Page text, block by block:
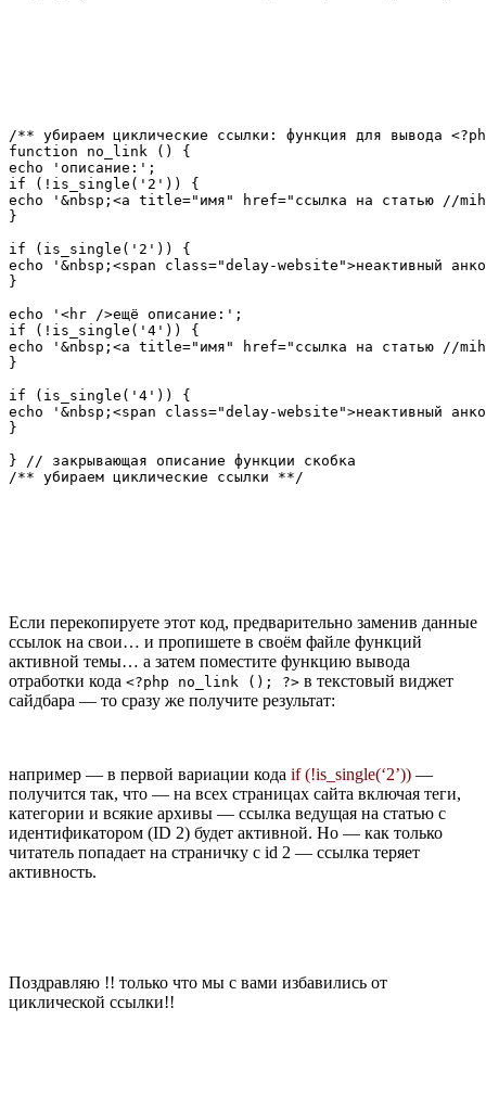
/** убираем циклические ссылки: функция для вывода
function no_link () {
echo 'описание:';
if (!is_single('2')) {
echo '&nbsp;<a title="имя" href="ссылка на статью //
}
if (is_single('2')) {
echo '&nbsp;<span class="delay-website">неактивный
}
echo '<hr />ещё описание:';
if (!is_single('4')) {
echo '&nbsp;<a title="имя" href="ссылка на статью //
}
if (is_single('4')) {
echo '&nbsp;<span class="delay-website">неактивный
}
} // закрывающая описание функции скобка
/** убираем циклические ссылки **/
Если перекопируете этот код, предварительно заменив данные
ссылок на свои… и пропишете в своём файле функций
активной темы… а затем поместите функцию вывода
отработки кода <?php no_link (); ?> в текстовый виджет
сайдбара — то сразу же получите результат:
например — в первой вариации кода if (!is_single(‘2’)) —
получится так, что — на всех страницах сайта включая теги,
категории и всякие архивы — ссылка ведущая на статью с
идентификатором (ID 2) будет активной. Но — как только
читатель попадает на страничку с id 2 — ссылка теряет
активность.
Поздравляю !! только что мы с вами избавились от
циклической ссылки!!